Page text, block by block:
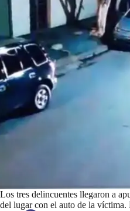
Los tres delincuentes llegaron a
del lugar con el auto de la víctima.